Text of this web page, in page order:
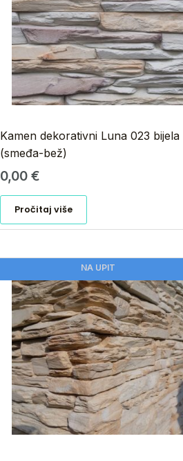
Kamen dekorativni Luna 023 bijela
(smeđa-bež)
0,00€
Pročitaj više
NA UPIT